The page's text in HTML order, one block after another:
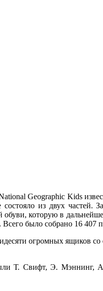
Geographic Kids
из двух частей.
обуви, которую в
Всего было собрано 16 407
огромных ящиков
Т. Свифт, Э.